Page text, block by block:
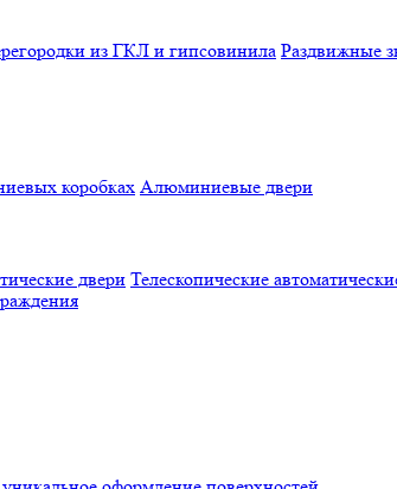
из ГКЛ и гипсовинила Раздвижные
коробках Алюминиевые двери
двери Телескопические